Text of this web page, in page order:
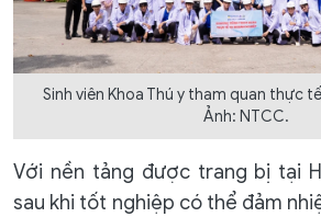
Sinh viên Khoa Thú y tham quan thực
Ảnh: NTCC.
Với nền tảng được trang bị tại
sau khi tốt nghiệp có thể đảm